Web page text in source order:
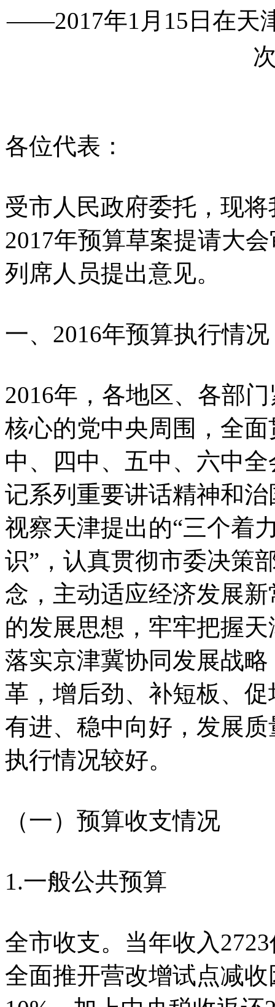
——2017年1月15日在天
各位代表：
受市人民政府委托，现
2017年预算草案提请大
列席人员提出意见。
一、2016年预算执行情况
2016年，各地区、各部
核心的党中央周围，全
中、四中、五中、六中
记系列重要讲话精神和
视察天津提出的“三个着
识”，认真贯彻市委决策
念，主动适应经济发展
的发展思想，牢牢把握
落实京津冀协同发展战
革，增后劲、补短板、
有进、稳中向好，发展
执行情况较好。
（一）预算收支情况
1.一般公共预算
全市收支。当年收入
全面推开营改增试点减